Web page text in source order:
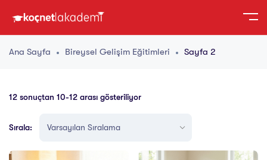
Ana Sayfa Bireysel Gelişim Eğitimleri Sayfa 2
12 sonuçtan 10-12 arası gösteriliyor
Sırala: